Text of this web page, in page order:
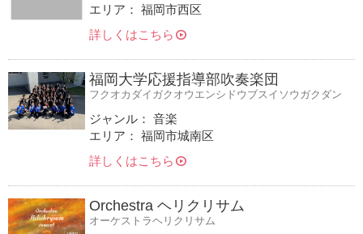
エリア： 福岡市西区
詳しくはこちら
福岡大学応援指導部吹奏楽団
フクオカダイガクオウエンシドウブスイソウガクダン
ジャンル： 音楽
エリア： 福岡市城南区
詳しくはこちら
Orchestra ヘリクリサム
オーケストラヘリクリサム